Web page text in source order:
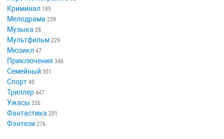
Криминал 185
Мелодрама 259
Музыка 28
Мультфильм 229
Мюзикл 47
Приключения 346
Семейный 301
Спорт 40
Триллер 447
Ужасы 336
Фантастика 201
Фэнтези 276